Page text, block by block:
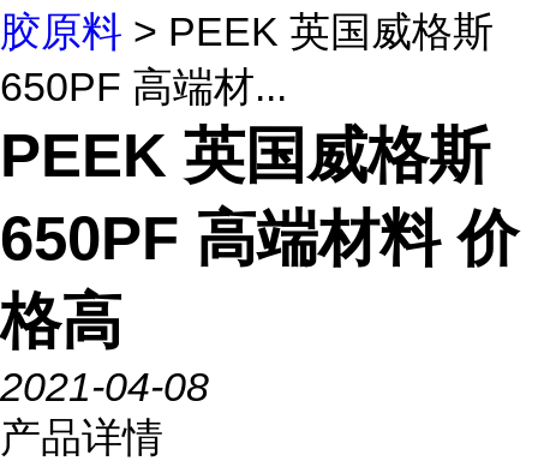
胶原料 > PEEK 英国威格斯
650PF 高端材...
PEEK 英国威格斯
650PF 高端材料 价
格高
2021-04-08
产品详情